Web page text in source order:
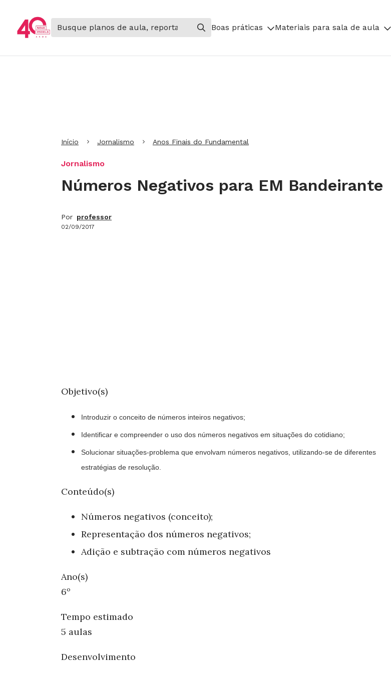
Boas práticas Materiais para sala de aula
Início Jornalismo Anos Finais do Fundamental
Jornalismo
Números Negativos para EM Bandeirante
Por professor
02/09/2017
Objetivo(s)
Introduzir o conceito de números inteiros negativos;
Identificar e compreender o uso dos números negativos em situações do cotidiano;
Solucionar situações-problema que envolvam números negativos, utilizando-se de diferentes
estratégias de resolução.
Conteúdo(s)
Números negativos (conceito);
Representação dos números negativos;
Adição e subtração com números negativos
Ano(s)
6º
Tempo estimado
5 aulas
Desenvolvimento